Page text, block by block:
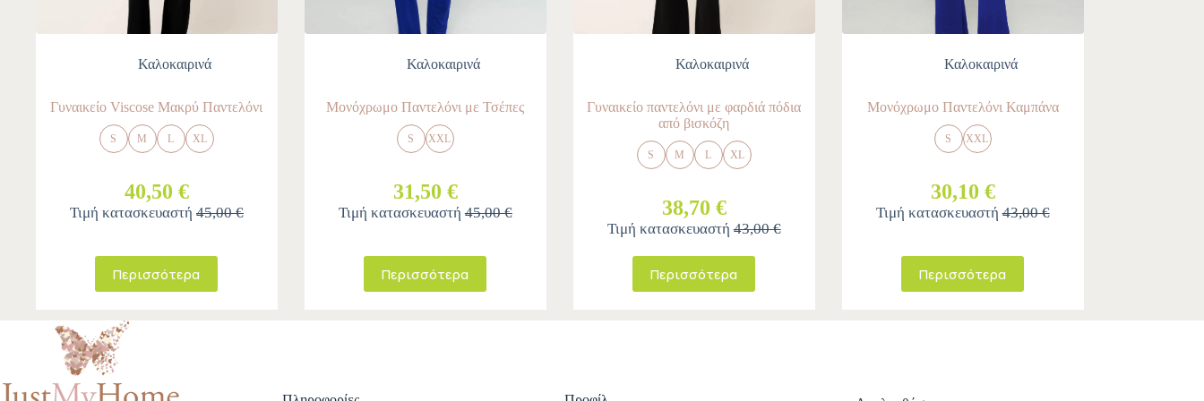
Καλοκαιρινά
Γυναικείο Viscose Μακρύ Παντελόνι
S M L XL
40,50 €
Τιμή κατασκευαστή 45,00 €
Περισσότερα
Καλοκαιρινά
Μονόχρωμο Παντελόνι με Τσέπες
S XXL
31,50 €
Τιμή κατασκευαστή45,00 €
Περισσότερα
Καλοκαιρινά
Γυναικείο παντελόνι με φαρδιά πόδια
από βισκόζη
S M L XL
38,70 €
Τιμή κατασκευαστή43,00 €
Περισσότερα
Καλοκαιρινά
Μονόχρωμο Παντελόνι Καμπάνα
S XXL
30,10 €
Τιμή κατασκευαστή43,00 €
Περισσότερα